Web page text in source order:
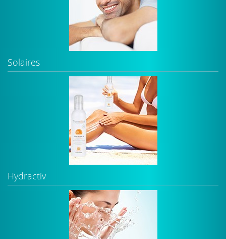
Solaires
Hydractiv